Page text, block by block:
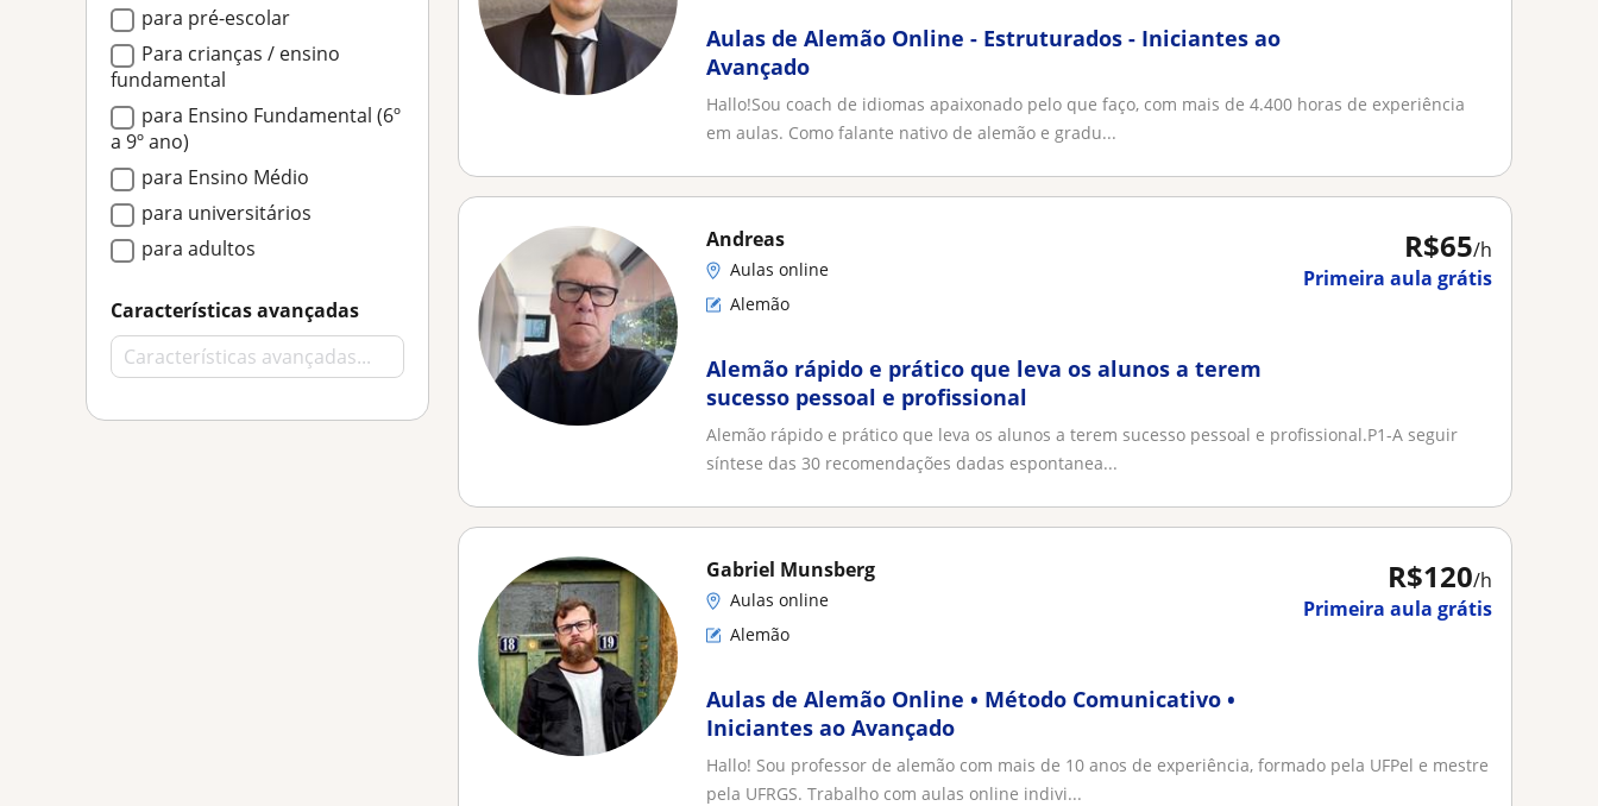
para pré-escolar
Para crianças / ensino
fundamental
para Ensino Fundamental (6º
a 9º ano)
para Ensino Médio
para universitários
para adultos
Características avançadas
Aulas de Alemão Online - Estruturados - Iniciantes ao
Avançado
Hallo!Sou coach de idiomas apaixonado pelo que faço, com mais de 4.400 horas de experiência
em aulas. Como falante nativo de alemão e gradu...
R$65/h
Primeira aula grátis
Andreas
Aulas online
Alemão
Alemão rápido e prático que leva os alunos a terem
sucesso pessoal e profissional
Alemão rápido e prático que leva os alunos a terem sucesso pessoal e profissional.P1-A seguir
síntese das 30 recomendações dadas espontanea...
R$120/h
Primeira aula grátis
Gabriel Munsberg
Aulas online
Alemão
Aulas de Alemão Online • Método Comunicativo •
Iniciantes ao Avançado
Hallo! Sou professor de alemão com mais de 10 anos de experiência, formado pela UFPel e mestre
pela UFRGS. Trabalho com aulas online indivi...